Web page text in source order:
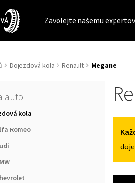
Zavolejte našemu
Dojezdová kola Renault Megane
auto
kola
Romeo